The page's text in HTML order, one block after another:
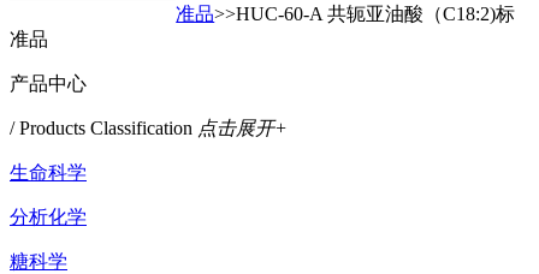
准品>>HUC-60-A 共轭亚油酸（C18:2)标
准品
产品中心
/ Products Classification 点击展开+
生命科学
分析化学
糖科学